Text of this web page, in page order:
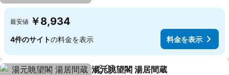
最安値 ￥8,934
4件のサイトの料金を表示 料金を表示
湯元眺望閣 湯居間蔵